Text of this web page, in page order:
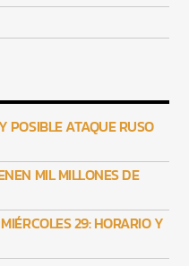
POSIBLE ATAQUE RUSO
MIL MILLONES DE
29: HORARIO Y